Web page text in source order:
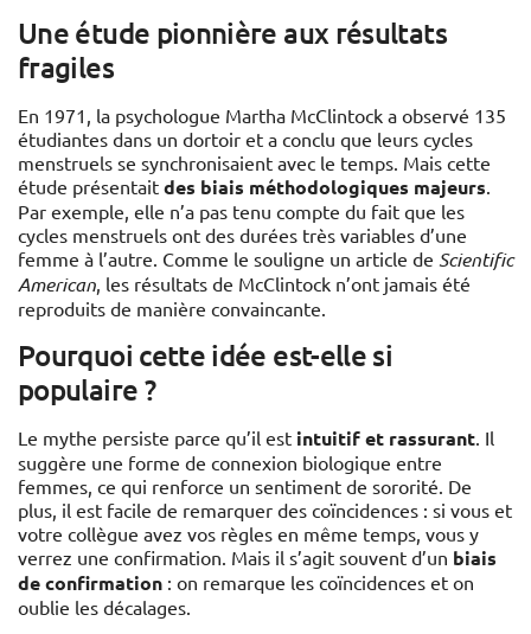
Une étude pionnière aux résultats
fragiles
En 1971, la psychologue Martha McClintock a observé 135
étudiantes dans un dortoir et a conclu que leurs cycles
menstruels se synchronisaient avec le temps. Mais cette
étude présentait des biais méthodologiques majeurs.
Par exemple, elle n’a pas tenu compte du fait que les
cycles menstruels ont des durées très variables d’une
femme à l’autre. Comme le souligne un article de Scientific
American, les résultats de McClintock n’ont jamais été
reproduits de manière convaincante.
Pourquoi cette idée est-elle si
populaire ?
Le mythe persiste parce qu’il est intuitif et rassurant. Il
suggère une forme de connexion biologique entre
femmes, ce qui renforce un sentiment de sororité. De
plus, il est facile de remarquer des coïncidences : si vous et
votre collègue avez vos règles en même temps, vous y
verrez une confirmation. Mais il s’agit souvent d’un biais
de confirmation : on remarque les coïncidences et on
oublie les décalages.